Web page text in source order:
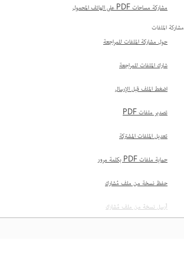
مشاركة مساحات PDF على الهاتف المحمول
مشاركة الملفات
حول مشاركة الملفات للمراجعة
شارك الملفات للمراجعة
اضغط الملف قبل الإرسال
تصدير ملفات PDF
تعديل الملفات المشتركة
حماية ملفات PDF بكلمة مرور
حفظ نسخة من ملف مُشارك
أرسل نسخة من ملف مُشارك